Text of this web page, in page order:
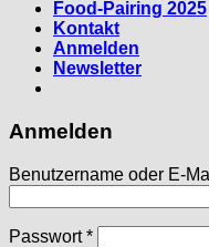
Food-Pairing 2025
Kontakt
Anmelden
Newsletter
Anmelden
Benutzername oder E-
Passwort*Erforderlich